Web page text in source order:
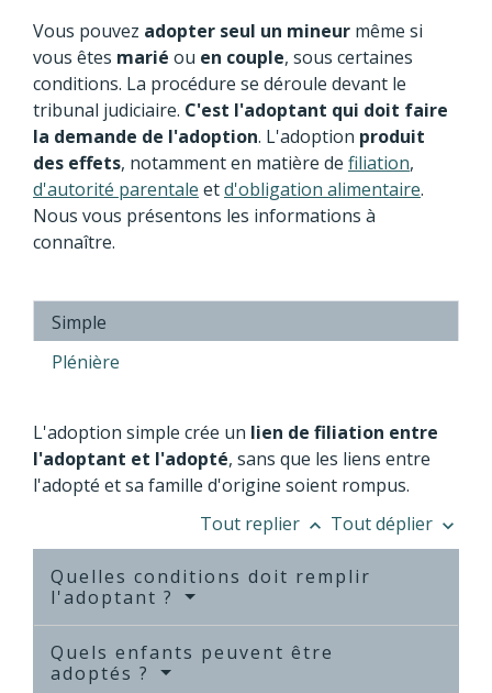
Vous pouvez adopter seul un mineur même si
vous êtes marié ou en couple, sous certaines
conditions. La procédure se déroule devant le
tribunal judiciaire. C'est l'adoptant qui doit faire
la demande de l'adoption. L'adoption produit
des effets, notamment en matière de filiation,
d'autorité parentale etd'obligation alimentaire.
Nous vous présentons les informations à
connaître.
Simple
Plénière
L'adoption simple crée un lien de filiation entre
l'adoptant et l'adopté, sans que les liens entre
l'adopté et sa famille d'origine soient rompus.
Tout replier keyboard_arrow_up Tout déplier keyboard_arrow_down
Quelles conditions doit remplir
l'adoptant ?
Quels enfants peuvent être
adoptés ?